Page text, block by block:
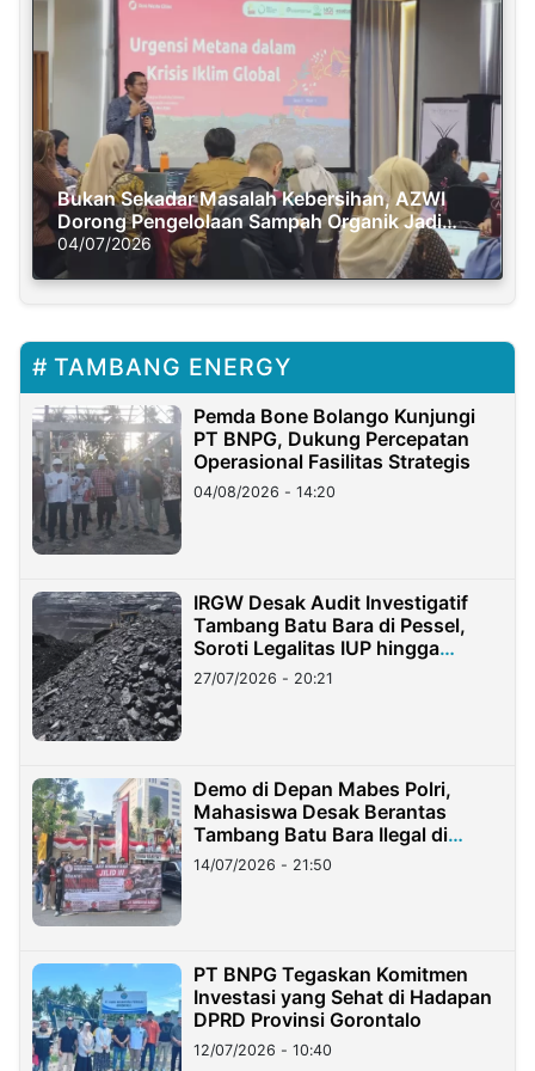
Bukan Sekadar Masalah Kebersihan, AZWI
Dorong Pengelolaan Sampah Organik Jadi
Solusi Krisis Iklim
04/07/2026
TAMBANG ENERGY
Pemda Bone Bolango Kunjungi
PT BNPG, Dukung Percepatan
Operasional Fasilitas Strategis
04/08/2026 - 14:20
IRGW Desak Audit Investigatif
Tambang Batu Bara di Pessel,
Soroti Legalitas IUP hingga
Stockpile
27/07/2026 - 20:21
Demo di Depan Mabes Polri,
Mahasiswa Desak Berantas
Tambang Batu Bara Ilegal di
Lampung
14/07/2026 - 21:50
PT BNPG Tegaskan Komitmen
Investasi yang Sehat di Hadapan
DPRD Provinsi Gorontalo
12/07/2026 - 10:40